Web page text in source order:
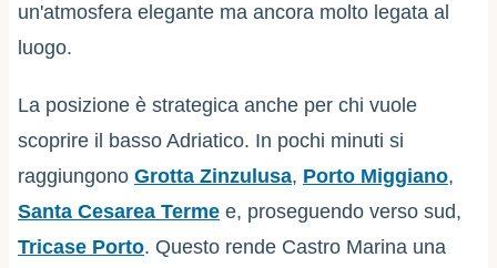
un'atmosfera elegante ma ancora molto legata al
luogo.
La posizione è strategica anche per chi vuole
scoprire il basso Adriatico. In pochi minuti si
raggiungono Grotta Zinzulusa, Porto Miggiano,
Santa Cesarea Terme e, proseguendo verso sud,
Tricase Porto. Questo rende Castro Marina una